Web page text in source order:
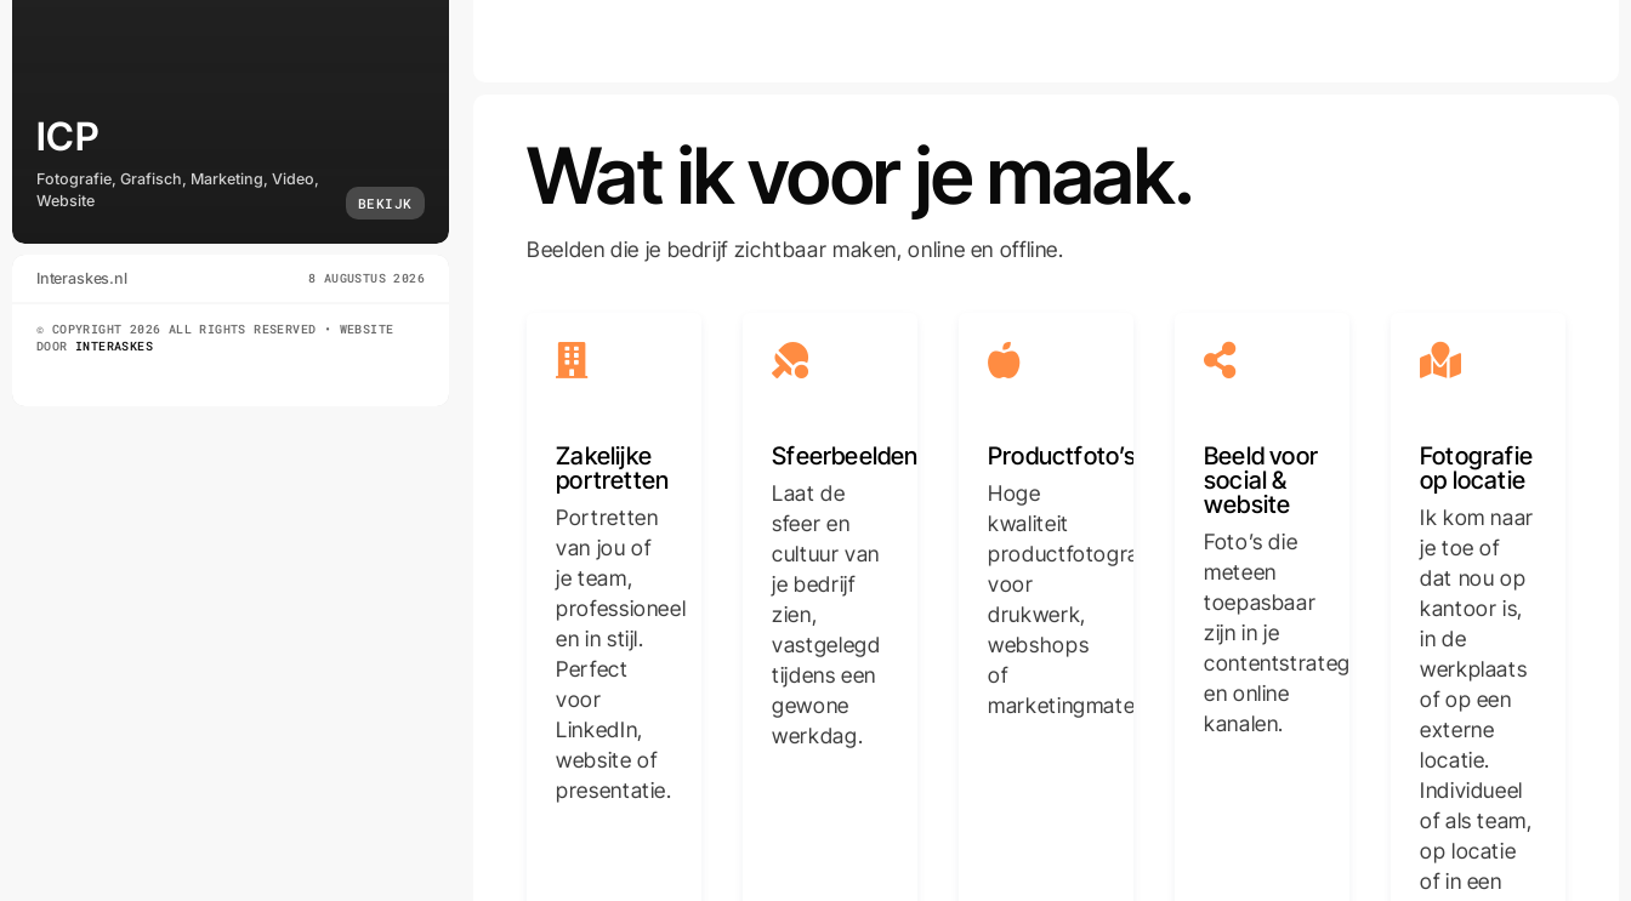
ICP
Fotografie, Grafisch, Marketing, Video,
Website
BEKIJK
Interaskes.nl 8 AUGUSTUS 2026
© COPYRIGHT 2026 ALL RIGHTS RESERVED • WEBSITE
DOOR INTERASKES
Wat ik voor je maak.
Beelden die je bedrijf zichtbaar maken, online en offline.
Zakelijke
portretten
Portretten
van jou of
je team,
professioneel
en in stijl.
Perfect
voor
LinkedIn,
website of
presentatie.
Sfeerbeelden
Laat de
sfeer en
cultuur van
je bedrijf
zien,
vastgelegd
tijdens een
gewone
werkdag.
Productfoto’s
Hoge
kwaliteit
productfotografie
voor
drukwerk,
webshops
of
marketingmateriaal.
Beeld voor
social &
website
Foto’s die
meteen
toepasbaar
zijn in je
contentstrategie
en online
kanalen.
Fotografie
op locatie
Ik kom naar
je toe of
dat nou op
kantoor is,
in de
werkplaats
of op een
externe
locatie.
Individueel
of als team,
op locatie
of in een